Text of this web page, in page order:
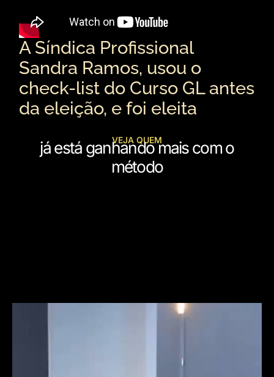
A Síndica Profissional
Sandra Ramos, usou o
check-list do Curso GL antes
da eleição, e foi eleita
VEJA QUEM
já está ganhando mais com o
método